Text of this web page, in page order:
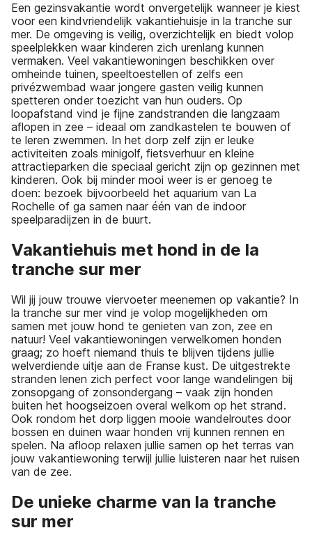
Een gezinsvakantie wordt onvergetelijk wanneer je kiest
voor een kindvriendelijk vakantiehuisje in la tranche sur
mer. De omgeving is veilig, overzichtelijk en biedt volop
speelplekken waar kinderen zich urenlang kunnen
vermaken. Veel vakantiewoningen beschikken over
omheinde tuinen, speeltoestellen of zelfs een
privézwembad waar jongere gasten veilig kunnen
spetteren onder toezicht van hun ouders. Op
loopafstand vind je fijne zandstranden die langzaam
aflopen in zee – ideaal om zandkastelen te bouwen of
te leren zwemmen. In het dorp zelf zijn er leuke
activiteiten zoals minigolf, fietsverhuur en kleine
attractieparken die speciaal gericht zijn op gezinnen met
kinderen. Ook bij minder mooi weer is er genoeg te
doen: bezoek bijvoorbeeld het aquarium van La
Rochelle of ga samen naar één van de indoor
speelparadijzen in de buurt.
Vakantiehuis met hond in de la
tranche sur mer
Wil jij jouw trouwe viervoeter meenemen op vakantie? In
la tranche sur mer vind je volop mogelijkheden om
samen met jouw hond te genieten van zon, zee en
natuur! Veel vakantiewoningen verwelkomen honden
graag; zo hoeft niemand thuis te blijven tijdens jullie
welverdiende uitje aan de Franse kust. De uitgestrekte
stranden lenen zich perfect voor lange wandelingen bij
zonsopgang of zonsondergang – vaak zijn honden
buiten het hoogseizoen overal welkom op het strand.
Ook rondom het dorp liggen mooie wandelroutes door
bossen en duinen waar honden vrij kunnen rennen en
spelen. Na afloop relaxen jullie samen op het terras van
jouw vakantiewoning terwijl jullie luisteren naar het ruisen
van de zee.
De unieke charme van la tranche
sur mer